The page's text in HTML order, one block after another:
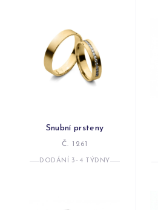
Snubní prsteny
Č. 1261
DODÁNÍ 3–4 TÝDNY